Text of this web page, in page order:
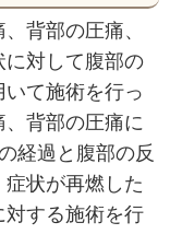
背部の圧痛、
対して腹部の
て施術を行っ
背部の圧痛に
経過と腹部の反
状が再燃した
する施術を行